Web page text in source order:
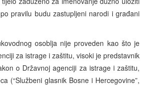
pravilu budu zastupljeni narodi i građani
osoblja nije proveden kao što je
za istrage i zaštitu, visoki je predstavnik
o Državnoj agenciji za istrage i zaštitu,
(“Službeni glasnik Bosne i Hercegovine”,